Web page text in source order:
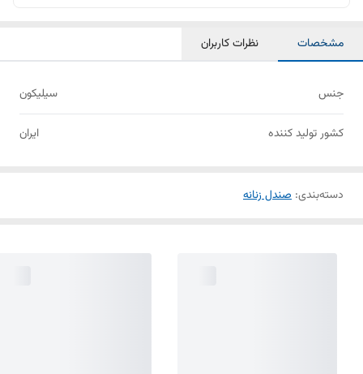
مشخصات نظرات کاربران
جنس سیلیکون
کشور تولید کننده ایران
دسته‌بندی: صندل زنانه